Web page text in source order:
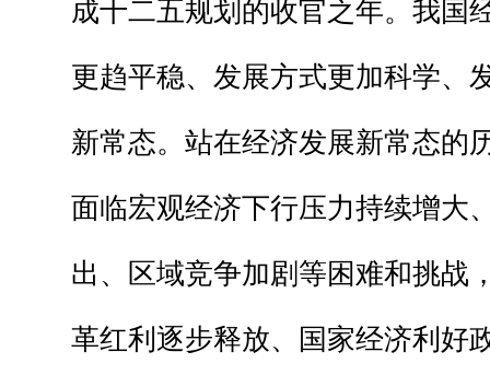
成十二五规划的收官之年。我国
更趋平稳、发展方式更加科学、
新常态。站在经济发展新常态的
面临宏观经济下行压力持续增大
出、区域竞争加剧等困难和挑战
革红利逐步释放、国家经济利好